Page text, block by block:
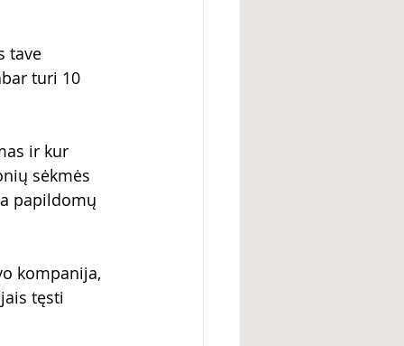
tave
turi 10
ir kur
sėkmės
papildomų
kompanija,
tęsti